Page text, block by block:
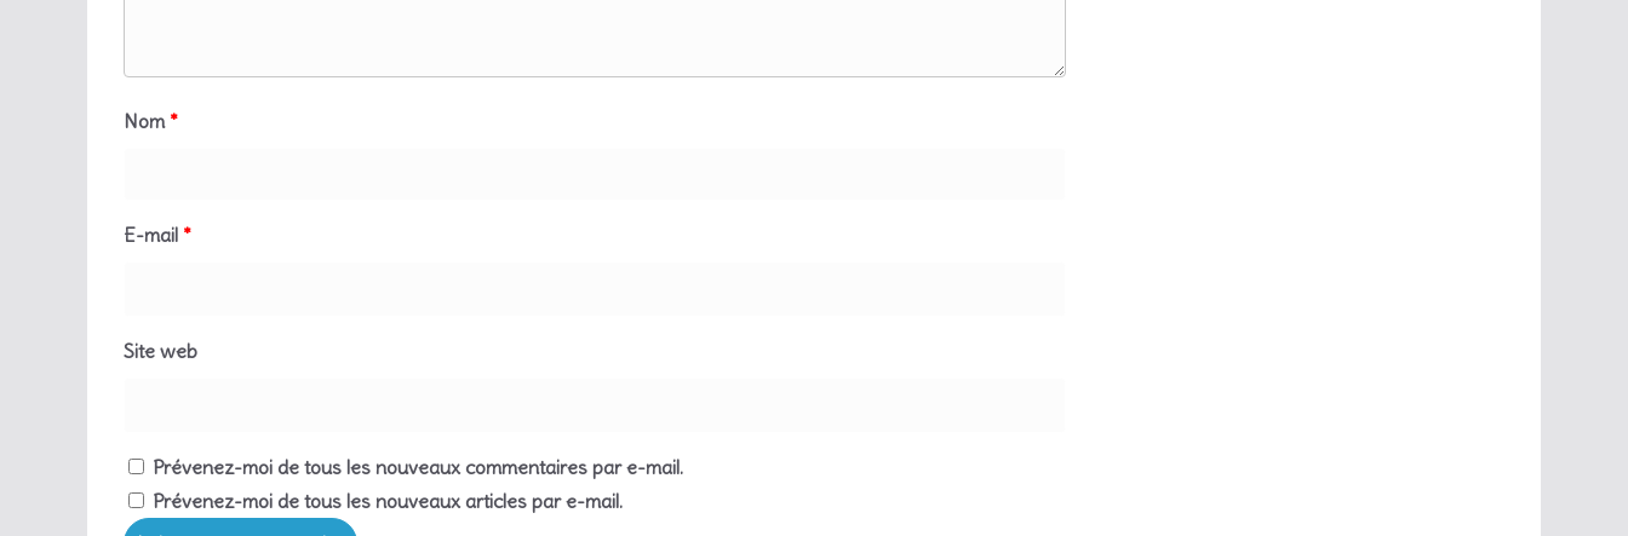
Nom *
E-mail *
Site web
Prévenez-moi de tous les nouveaux commentaires par e-mail.
Prévenez-moi de tous les nouveaux articles par e-mail.